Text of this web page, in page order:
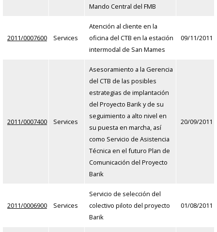
Mando Central del FMB
2011/0007600 Services
Atención al cliente en la
oficina del CTB en la estación
intermodal de San Mames
09/11/2011
2011/0007400 Services
Asesoramiento a la Gerencia
del CTB de las posibles
estrategias de implantación
del Proyecto Barik y de su
seguimiento a alto nivel en
su puesta en marcha, así
como Servicio de Asistencia
Técnica en el futuro Plan de
Comunicación del Proyecto
Barik
20/09/2011
2011/0006900 Services
Servicio de selección del
colectivo piloto del proyecto
Barik
01/08/2011